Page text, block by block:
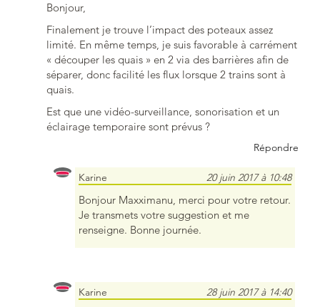
Bonjour,
Finalement je trouve l’impact des poteaux assez
limité. En même temps, je suis favorable à carrément
« découper les quais » en 2 via des barrières afin de
séparer, donc facilité les flux lorsque 2 trains sont à
quais.
Est que une vidéo-surveillance, sonorisation et un
éclairage temporaire sont prévus ?
Répondre
Karine 20 juin 2017 à 10:48
Bonjour Maxximanu, merci pour votre retour.
Je transmets votre suggestion et me
renseigne. Bonne journée.
Karine 28 juin 2017 à 14:40